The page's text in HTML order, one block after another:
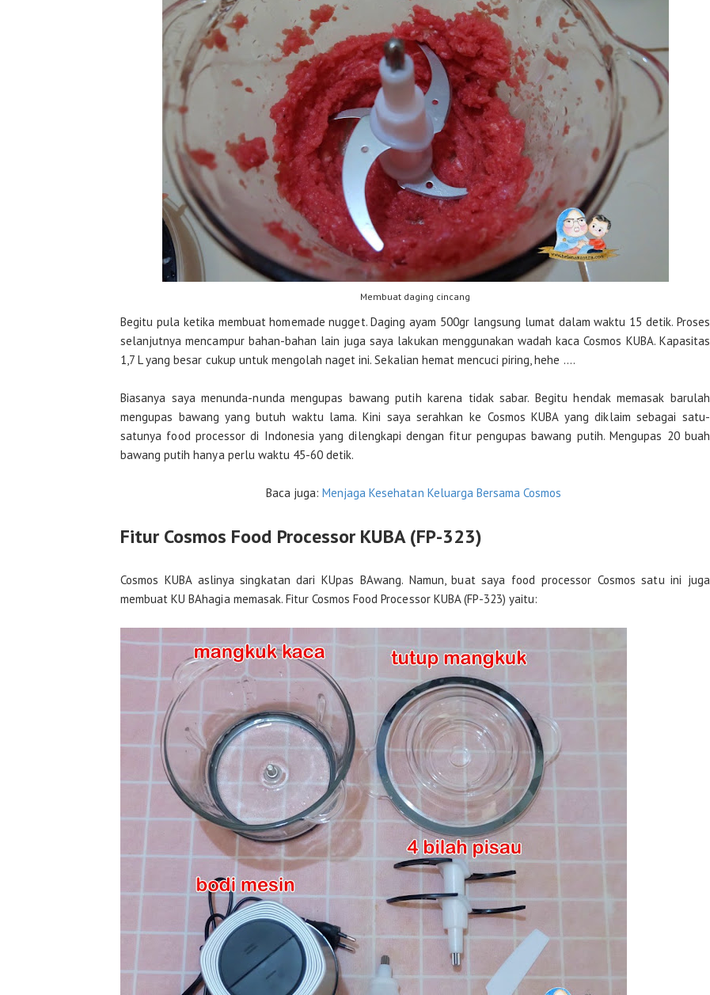
Membuat daging cincang
Begitu pula ketika membuat homemade nugget. Daging ayam 500gr langsung lumat dalam waktu 15 detik. Proses
selanjutnya mencampur bahan-bahan lain juga saya lakukan menggunakan wadah kaca Cosmos KUBA. Kapasitas
1,7 L yang besar cukup untuk mengolah naget ini. Sekalian hemat mencuci piring, hehe ….
Biasanya saya menunda-nunda mengupas bawang putih karena tidak sabar. Begitu hendak memasak barulah
mengupas bawang yang butuh waktu lama. Kini saya serahkan ke Cosmos KUBA yang diklaim sebagai satu-
satunya food processor di Indonesia yang dilengkapi dengan fitur pengupas bawang putih. Mengupas 20 buah
bawang putih hanya perlu waktu 45-60 detik.
Baca juga:Menjaga Kesehatan Keluarga Bersama Cosmos
Fitur Cosmos Food Processor KUBA (FP-323)
Cosmos KUBA aslinya singkatan dari KUpas BAwang. Namun, buat saya food processor Cosmos satu ini juga
membuat KU BAhagia memasak. Fitur Cosmos Food Processor KUBA (FP-323) yaitu: